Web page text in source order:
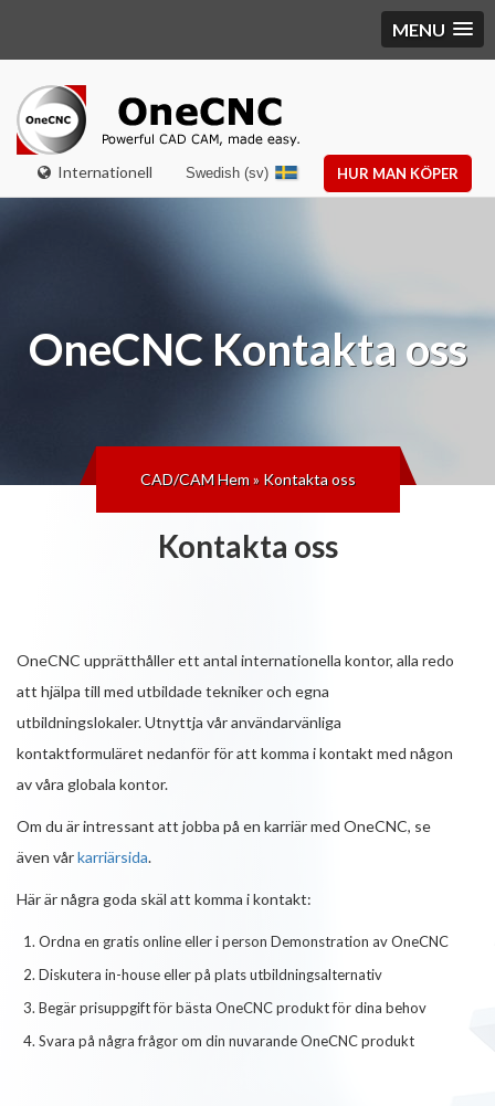
MENU
Internationell HUR MAN KÖPER
Swedish (sv)
OneCNC Kontakta oss
CAD/CAM Hem» Kontakta oss
Kontakta oss
OneCNC upprätthåller ett antal internationella kontor, alla redo
att hjälpa till med utbildade tekniker och egna
utbildningslokaler. Utnyttja vår användarvänliga
kontaktformuläret nedanför för att komma i kontakt med någon
av våra globala kontor.
Om du är intressant att jobba på en karriär med OneCNC, se
även vårkarriärsida.
Här är några goda skäl att komma i kontakt:
Ordna en gratis online eller i person Demonstration av OneCNC
Diskutera in-house eller på plats utbildningsalternativ
Begär prisuppgift för bästa OneCNC produkt för dina behov
Svara på några frågor om din nuvarande OneCNC produkt